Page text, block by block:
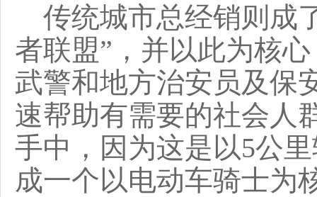
传统城市总经销则成
者联盟”，并以此为核
武警和地方治安员及保
速帮助有需要的社会人
手中，因为这是以5公
成一个以电动车骑士为